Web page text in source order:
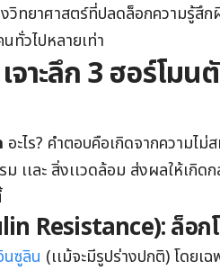
วิทยาศาสตร์ที่ปลดล็อกความรู้สึ
ทั่วไปหลายเท่า
จาะลึก 3 ฮอร์โม
อะไร? คำตอบคือเกิดจากความไ
เเละ สิ่งเเวดล้อม ส่งผลให้เกิด
Resistance): ล็อก
นซูลิน (เเม้จะมีรูปร่างปกติ) โดยเ